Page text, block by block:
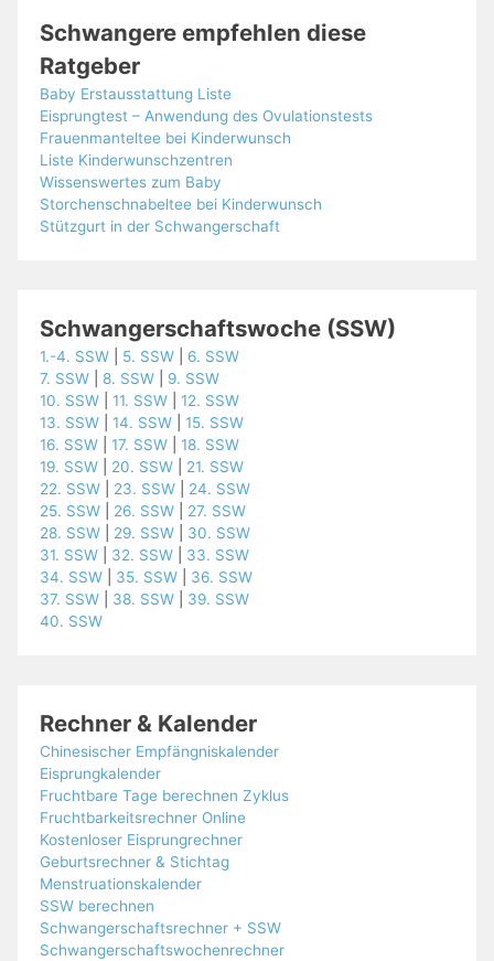
Schwangere empfehlen diese
Ratgeber
Baby Erstausstattung Liste
Eisprungtest – Anwendung des Ovulationstests
Frauenmanteltee bei Kinderwunsch
Liste Kinderwunschzentren
Wissenswertes zum Baby
Storchenschnabeltee bei Kinderwunsch
Stützgurt in der Schwangerschaft
Schwangerschaftswoche (SSW)
1.-4. SSW 5. SSW
6. SSW
7. SSW
8. SSW
9. SSW
10. SSW |11. SSW |12. SSW
13. SSW |14. SSW |15. SSW
16. SSW |17. SSW |18. SSW
19. SSW
20. SSW
21. SSW
22. SSW
23. SSW
24. SSW
25. SSW
26. SSW
27. SSW
28. SSW
29. SSW
30. SSW
31. SSW
32. SSW
33. SSW
34. SSW
35. SSW
36. SSW
37. SSW
38. SSW
39. SSW
40. SSW
Rechner & Kalender
Chinesischer Empfängniskalender
Eisprungkalender
Fruchtbare Tage berechnen Zyklus
Fruchtbarkeitsrechner Online
Kostenloser Eisprungrechner
Geburtsrechner & Stichtag
Menstruationskalender
SSW berechnen
Schwangerschaftsrechner + SSW
Schwangerschaftswochenrechner